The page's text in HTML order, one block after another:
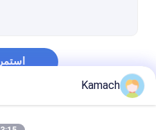
استمر
Kamach